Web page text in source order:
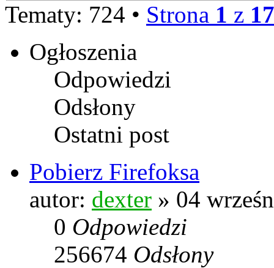
Tematy: 724 • Strona 1 z 17
Ogłoszenia
Odpowiedzi
Odsłony
Ostatni post
Pobierz Firefoksa
autor: dexter » 04
0 Odpowiedzi
256674 Odsłony